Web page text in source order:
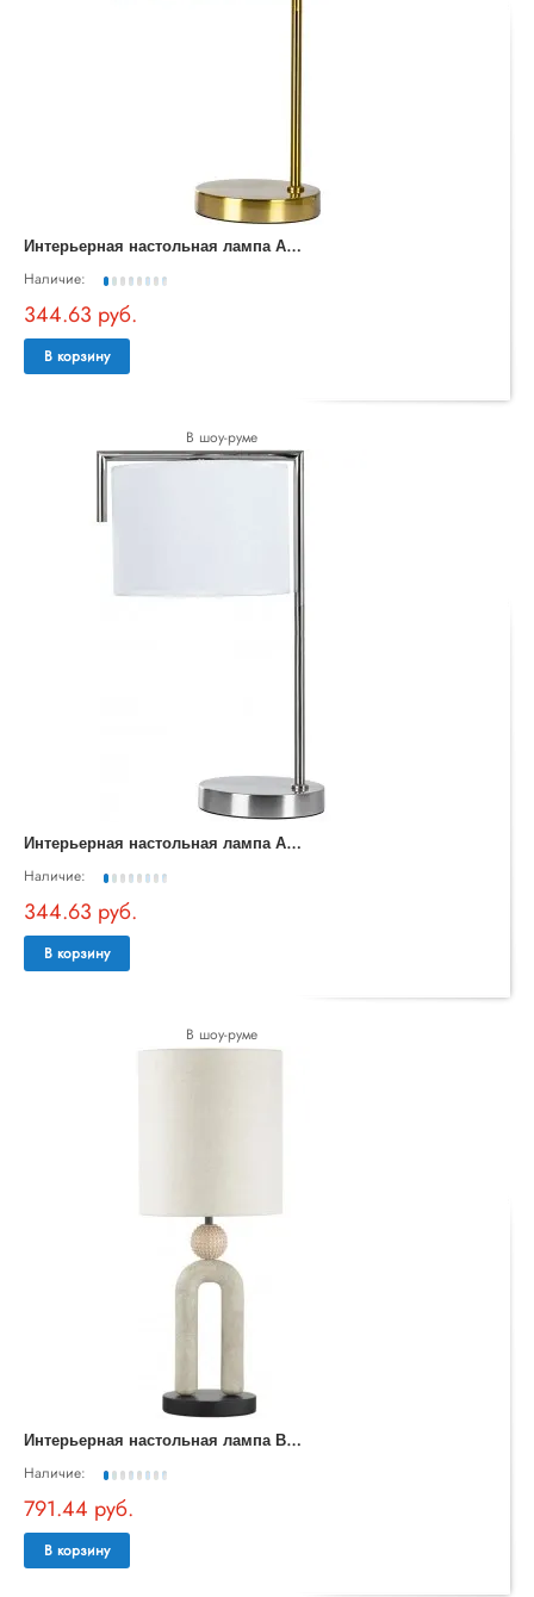
И
нтерьерная настольная лампа Aperol A5031LT-1PB
Наличие:
344.63 руб.
В корзину
В шоу-руме
И
нтерьерная настольная лампа Aperol A5031LT-1SS
Наличие:
344.63 руб.
В корзину
В шоу-руме
И
нтерьерная настольная лампа Bagel 5410/1T
Наличие:
791.44 руб.
В корзину